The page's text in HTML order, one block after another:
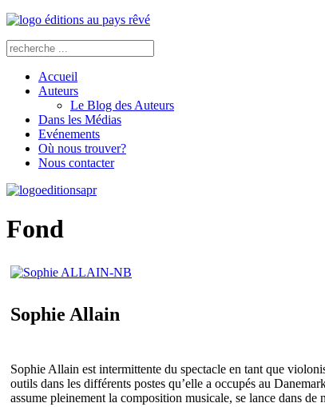
Accueil
Auteurs
Le Blog des Auteurs
Dans les Médias
Evénements
Où nous trouver?
Nous contacter
Fond
Sophie Allain
Sophie Allain est intermittente du spectacle en tant que
outils dans les différents postes qu’elle a occupés au
assume pleinement la composition musicale, se lance dans